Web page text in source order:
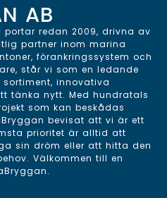
AB
redan 2009, drivna av
partner inom marina
förankringssystem och
står vi som en ledande
innovativa
tänka nytt. Med hundratals
som kan beskådas
bevisat att vi är ett
prioritet är alltid att
sin dröm eller att hitta den
Välkommen till en